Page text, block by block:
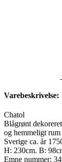
Varebeskrivelse:
Chatol
Blågrønt
og hemmeligt rum
Sverige ca. år
H: 230cm. B:
Emne nummer: